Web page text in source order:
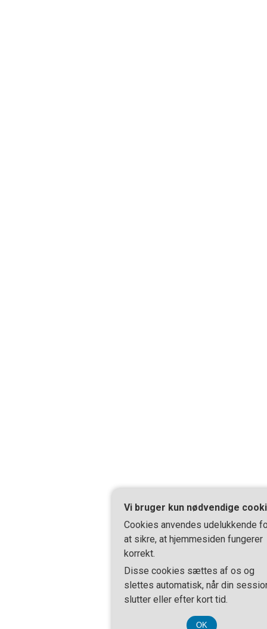
Vi bruger kun nødvendige
Cookies anvendes udelukkende
at sikre, at hjemmesiden fungerer
korrekt.
Disse cookies sættes af os og
slettes automatisk, når din
slutter eller efter kort tid.
OK